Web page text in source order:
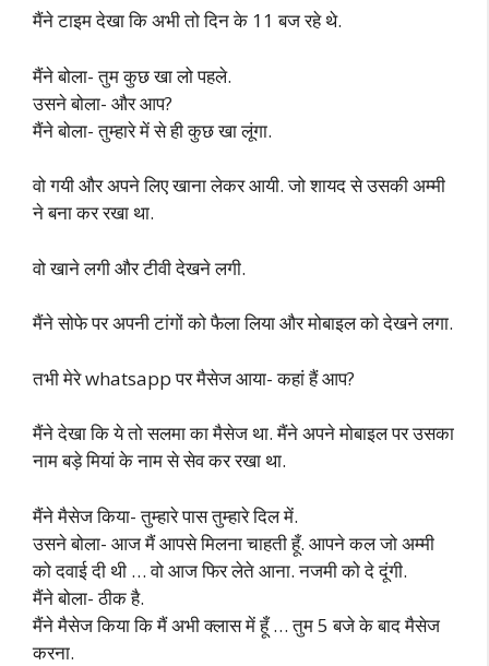
मैंने टाइम देखा कि अभी तो दिन के 11 बज रहे थे.
मैंने बोला- तुम कुछ खा लो पहले.
उसने बोला- और आप?
मैंने बोला- तुम्हारे में से ही कुछ खा लूंगा.
वो गयी और अपने लिए खाना लेकर आयी. जो शायद से उसकी अम्मी
ने बना कर रखा था.
वो खाने लगी और टीवी देखने लगी.
मैंने सोफे पर अपनी टांगों को फैला लिया और मोबाइल को देखने लगा.
तभी मेरे whatsapp पर मैसेज आया- कहां हैं आप?
मैंने देखा कि ये तो सलमा का मैसेज था. मैंने अपने मोबाइल पर उसका
नाम बड़े मियां के नाम से सेव कर रखा था.
मैंने मैसेज किया- तुम्हारे पास तुम्हारे दिल में.
उसने बोला- आज मैं आपसे मिलना चाहती हूँ. आपने कल जो अम्मी
को दवाई दी थी … वो आज फिर लेते आना. नजमी को दे दूंगी.
मैंने बोला- ठीक है.
मैंने मैसेज किया कि मैं अभी क्लास में हूँ … तुम 5 बजे के बाद मैसेज
करना.